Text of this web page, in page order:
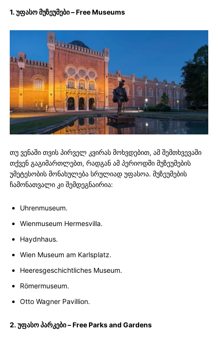
1. უფასო მუზეუმები – Free Museums
თუ ვენაში თვის პირველ კვირას მოხვდებით, ამ შემთხვევაში
თქვენ გაგიმართლებთ, რადგან ამ პერიოდში მუზეუმების
უმეტესობის მონახულება სრულიად უფასოა. მუზეუმების
ჩამონათვალი კი შემდეგნაირია:
Uhrenmuseum.
Wienmuseum Hermesvilla.
Haydnhaus.
Wien Museum am Karlsplatz.
Heeresgeschichtliches Museum.
Römermuseum.
Otto Wagner Pavillion.
2. უფასო პარკები – Free Parks and Gardens